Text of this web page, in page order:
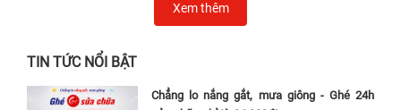
Xem thêm
TIN TỨC NỔI BẬT
Chẳng lo nắng gắt, mưa giông - Ghé 24h